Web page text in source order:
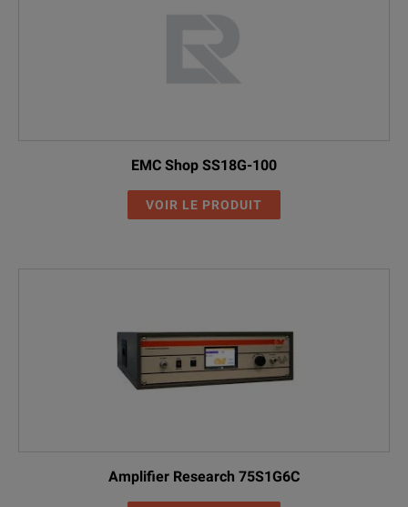
EMC Shop SS18G-100
VOIR LE PRODUIT
Amplifier Research 75S1G6C